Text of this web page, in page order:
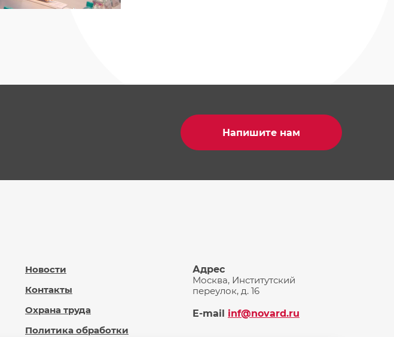
Напишите нам
Новости
Контакты
Охрана труда
Политика обработки
Адрес
Москва, Институтский
переулок, д. 16
E-mail inf@novard.ru